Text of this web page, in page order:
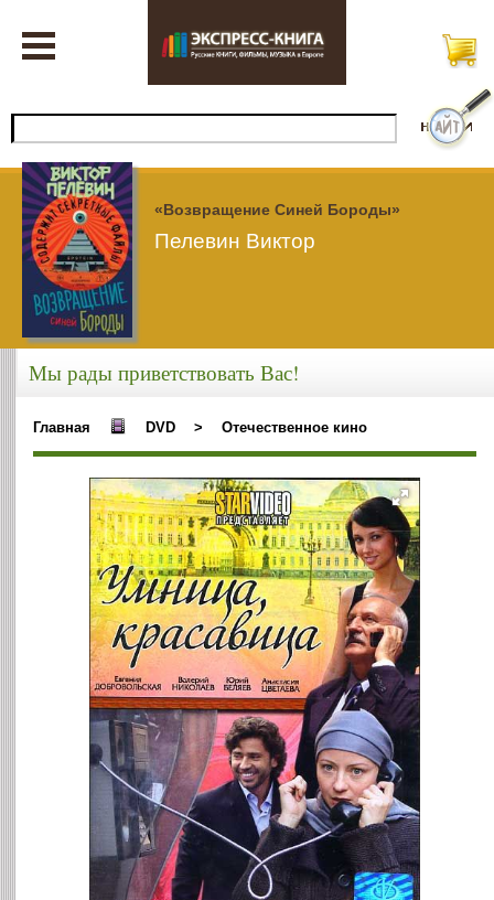
«Возвращение Синей Бороды»
Пелевин Виктор
Мы рады приветствовать Вас!
Главная DVD > Отечественное кино